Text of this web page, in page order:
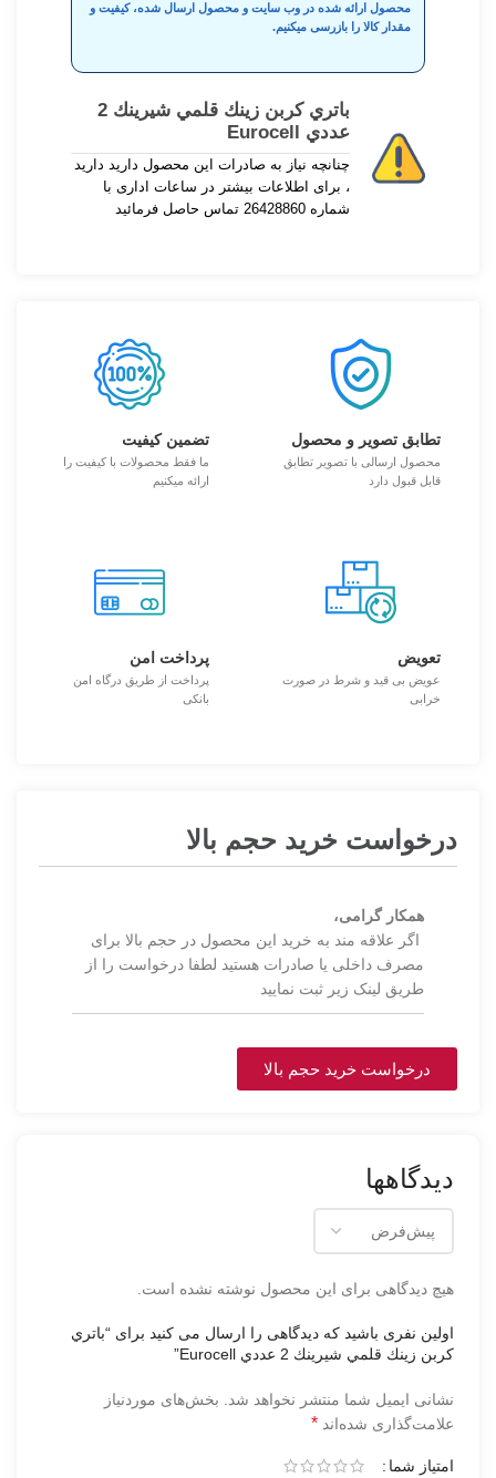
محصول ارائه شده در وب سایت و محصول ارسال شده، کیفیت و
مقدار کالا را بازرسی میکنیم.
باتري كربن زينك قلمي شيرينك 2
عددي Eurocell
چنانچه نیاز به صادرات این محصول دارید دارید
، برای اطلاعات بیشتر در ساعات اداری با
شماره 26428860 تماس حاصل فرمائید
تطابق تصویر و محصول
محصول ارسالی با تصویر تطابق
قابل قبول دارد
تضمین کیفیت
ما فقط محصولات با کیفیت را
ارائه میکنیم
تعویض
عویض بی قید و شرط در صورت
خرابی
پرداخت امن
پرداخت از طریق درگاه امن
بانکی
درخواست خرید حجم بالا
همکار گرامی،
اگر علاقه مند به خرید این محصول در حجم بالا برای
مصرف داخلی یا صادرات هستید لطفا درخواست را از
طریق لینک زیر ثبت نمایید
درخواست خرید حجم بالا
دیدگاهها
هیچ دیدگاهی برای این محصول نوشته نشده است.
اولین نفری باشید که دیدگاهی را ارسال می کنید برای “باتري
كربن زينك قلمي شيرينك 2 عددي Eurocell”
نشانی ایمیل شما منتشر نخواهد شد.
بخش‌های موردنیاز
علامت‌گذاری شده‌اند *
امتیاز شما